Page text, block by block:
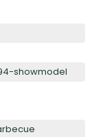
showmodel